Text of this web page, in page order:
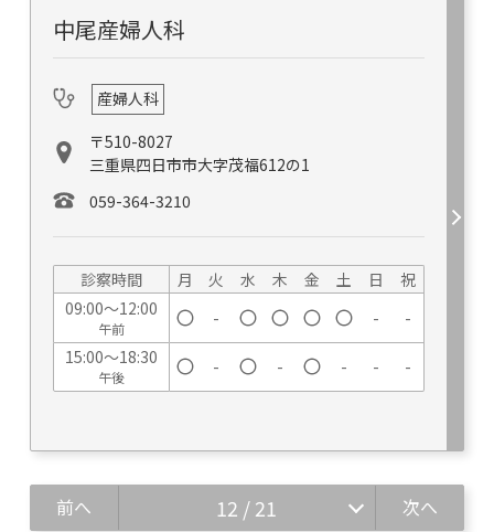
中尾産婦人科
産婦人科
〒510-8027
三重県四日市市大字茂福612の1
059-364-3210
診察時間 月 火 水 木 金 土 日
祝
09:00～12:00
午前 - -
-
15:00～18:30
午後 - - - - -
前へ 12 / 21 次へ